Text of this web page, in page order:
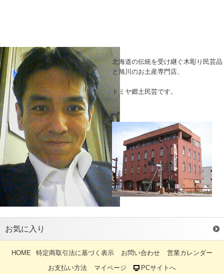
北海道の伝統を受け継ぐ木彫り民芸品
と旭川のお土産専門店、
トミヤ郷土民芸です。
お気に入り
HOME 特定商取引法に基づく表示 お問い合わせ
営業カレンダー
お支払い方法
マイページ PCサイトへ